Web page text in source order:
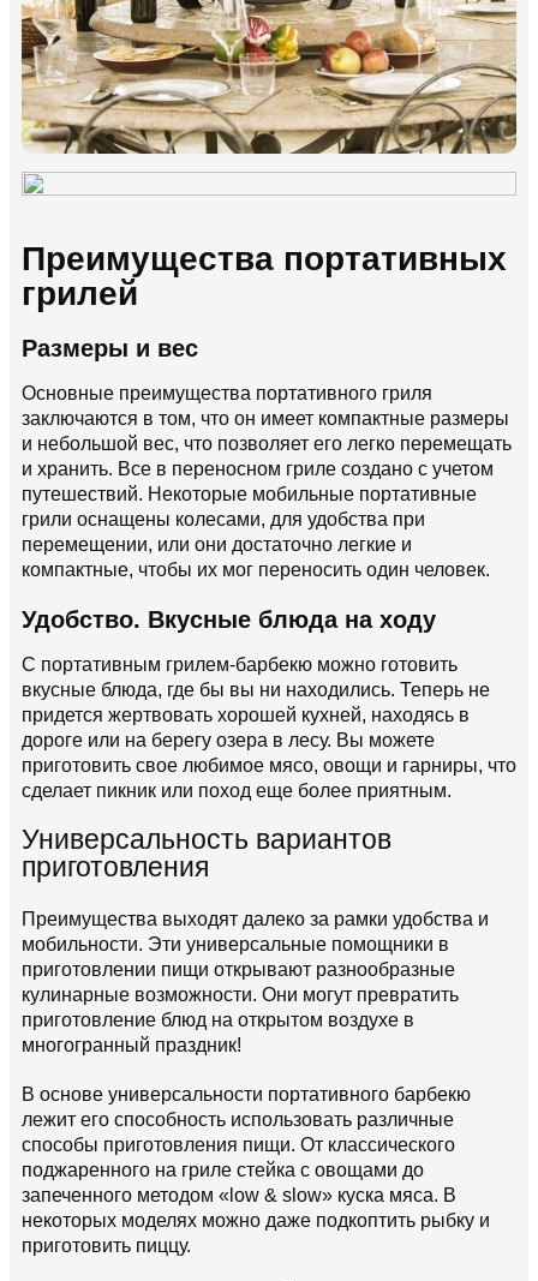
Преимущества портативных
грилей
Размеры и вес
Основные преимущества портативного гриля
заключаются в том, что он имеет компактные размеры
и небольшой вес, что позволяет его легко перемещать
и хранить. Все в переносном гриле создано с учетом
путешествий. Некоторые мобильные портативные
грили оснащены колесами, для удобства при
перемещении, или они достаточно легкие и
компактные, чтобы их мог переносить один человек.
Удобство. Вкусные блюда на ходу
С портативным грилем-барбекю можно готовить
вкусные блюда, где бы вы ни находились. Теперь не
придется жертвовать хорошей кухней, находясь в
дороге или на берегу озера в лесу. Вы можете
приготовить свое любимое мясо, овощи и гарниры, что
сделает пикник или поход еще более приятным.
Универсальность вариантов
приготовления
Преимущества выходят далеко за рамки удобства и
мобильности. Эти универсальные помощники в
приготовлении пищи открывают разнообразные
кулинарные возможности. Они могут превратить
приготовление блюд на открытом воздухе в
многогранный праздник!
В основе универсальности портативного барбекю
лежит его способность использовать различные
способы приготовления пищи. От классического
поджаренного на гриле стейка с овощами до
запеченного методом «low & slow» куска мяса. В
некоторых моделях можно даже подкоптить рыбку и
приготовить пиццу.